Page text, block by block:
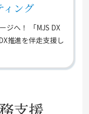
ィング
ジへ！ 「MJS DX
推進を伴走支援し
支援